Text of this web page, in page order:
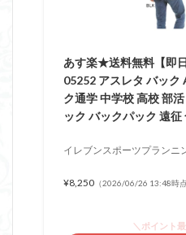
あす楽★送料無料【即
05252 アスレタ バック
ク通学 中学校 高校 部
ック バックパック 遠征
イレブンスポーツプランニ
¥8,250 （2026/06/26 13:48時
＼ポイント